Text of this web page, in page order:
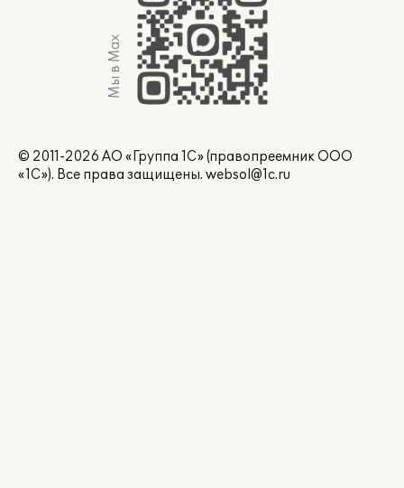
Мы в Max
© 2011-2026 АО «Группа 1С» (правопреемник ООО
«1С»). Все права защищены. websol@1c.ru